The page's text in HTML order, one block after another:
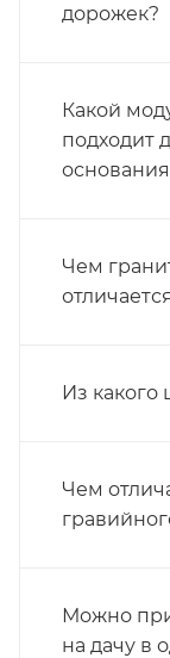
дорожек?
Какой
подходит
Чем
Из какого
Чем
Можно
на дачу в